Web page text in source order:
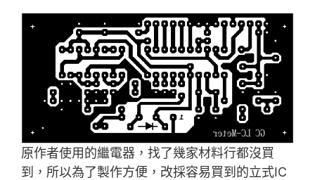
原作者使用的繼電器，找了幾家材料行都沒買
到，所以為了製作方便，改採容易買到的立式IC